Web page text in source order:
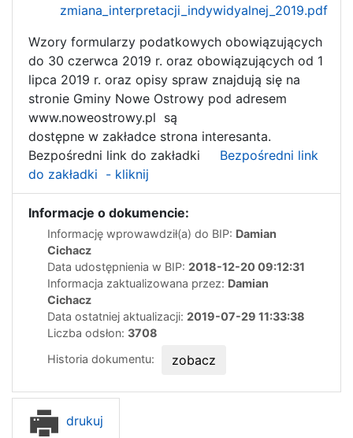
zmiana_interpretacji_indywidyalnej_2019.pdf
Wzory formularzy podatkowych obowiązujących
do 30 czerwca 2019 r. oraz obowiązujących od 1
lipca 2019 r. oraz opisy spraw znajdują się na
stronie Gminy Nowe Ostrowy pod adresem
www.noweostrowy.pl są
dostępne w zakładce strona interesanta.
Bezpośredni link do zakładki
Bezpośredni link
do zakładki - kliknij
Informacje o dokumencie:
Informację wprowawdził(a) do BIP: Damian
Cichacz
Data udostępnienia w BIP: 2018-12-20 09:12:31
Informacja zaktualizowana przez: Damian
Cichacz
Data ostatniej aktualizacji: 2019-07-29 11:33:38
Liczba odsłon: 3708
Historia dokumentu:
zobacz
drukuj